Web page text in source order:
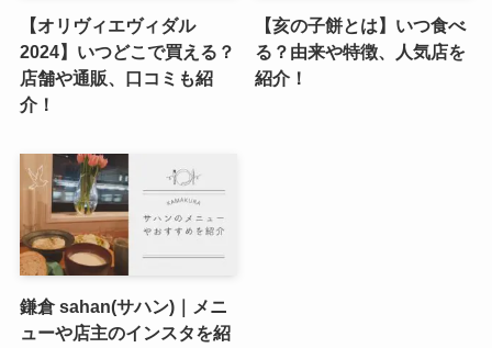
【オリヴィエヴィダル
2024】いつどこで買える？
店舗や通販、口コミも紹
介！
【亥の子餅とは】いつ食べ
る？由来や特徴、人気店を
紹介！
鎌倉 sahan(サハン)｜メニ
ューや店主のインスタを紹